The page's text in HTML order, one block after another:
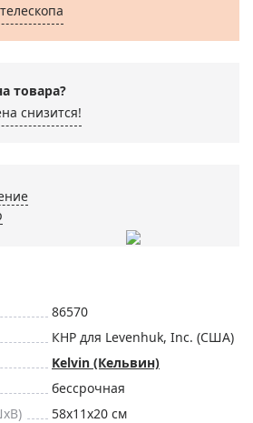
товара?
снизится!
86570
КНР для Levenhuk, Inc. (США)
Kelvin (Кельвин)
бессрочная
58x11x20 см